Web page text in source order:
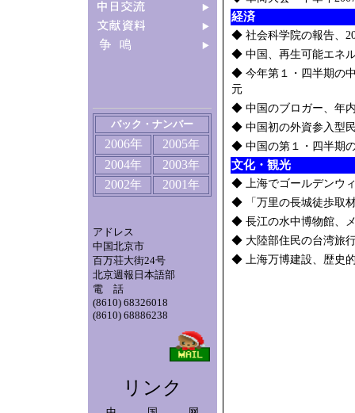
バック・ナンバー
2006年 2005年
2004年 2003年
2002年 2001年
アドレス
中国北京市
百万荘大街24号
北京週報日本語部
電 話
(8610) 68326018
(8610) 68886238
リンク
経済
◆ 社会科学院の報告、
◆ 中国、再生可能エネ
◆ 今年第１・四半期の
元
◆ 中国のブロガー、年
◆ 中国初の外資参入型
◆ 中国の第１・四半期
文化・観光
◆ 上海でゴールデンウ
◆
「万里の長城徒歩取
◆ 長江の水中博物館、
◆ 大陸部住民の台湾旅
◆ 上海万博建設、歴史